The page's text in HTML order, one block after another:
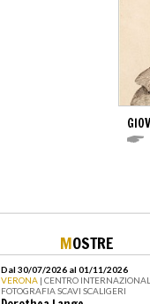
MOSTRE
Dal 30/07/2026 al 01/11/2026
VERONA | CENTRO
FOTOGRAFIA SCAVI SCALIGERI